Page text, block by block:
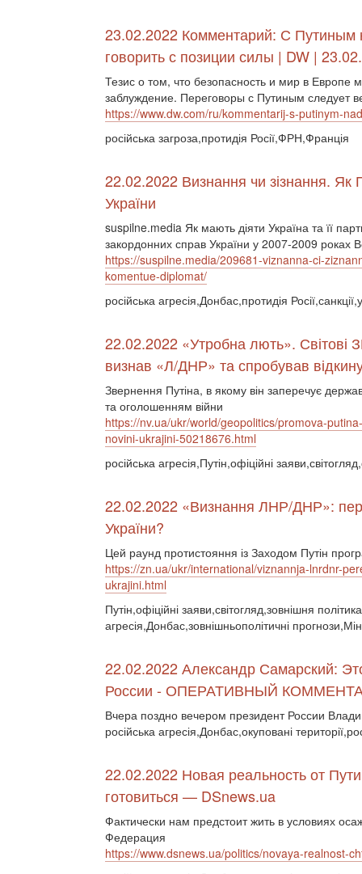
23.02.2022 Комментарий: С Путиным
говорить с позиции силы | DW |
Тезис о том, что безопасность и мир в Европе
заблуждение. Переговоры с Путиным следует
https://www.dw.com/ru/kommentarij-s-putinym-
російська загроза,протидія Росії,ФРН,Франція
22.02.2022 Визнання чи зізнання. Як
України
suspilne.media Як мають діяти Україна та її
закордонних справ України у 2007-2009 роках
https://suspilne.media/209681-viznanna-ci-
komentue-diplomat/
російська агресія,Донбас,протидія
22.02.2022 «Утробна лють». Світові
визнав «Л/ДНР» та спробував
Звернення Путіна, в якому він заперечує
та оголошенням війни
https://nv.ua/ukr/world/geopolitics/promova-
novini-ukrajini-50218676.html
російська агресія,Путін,офіційні
22.02.2022 «Визнання ЛНР/ДНР»:
України?
Цей раунд протистояння із Заходом Путін
https://zn.ua/ukr/international/viznannja-lnrdnr-
ukrajini.html
Путін,офіційні заяви,світогляд,зовнішня
агресія,Донбас,зовнішньополітичні
22.02.2022 Александр Самарский:
России - ОПЕРАТИВНЫЙ
Вчера поздно вечером президент России
російська агресія,Донбас,окуповані
22.02.2022 Новая реальность от
готовиться — DSnews.ua
Фактически нам предстоит жить в условиях
Федерация
https://www.dsnews.ua/politics/novaya-realnost-